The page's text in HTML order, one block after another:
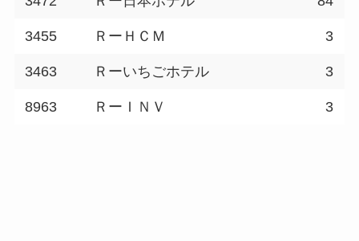
3455 ＲーＨＣＭ 3
3463 Ｒーいちごホテル 3
8963 ＲーＩＮＶ 3